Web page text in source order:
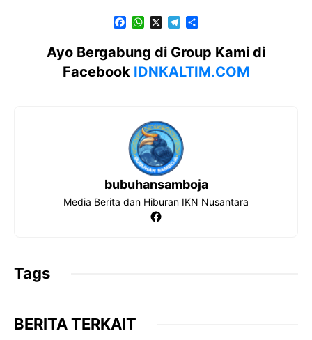
F
c
e
b
W
a
t
s
X
T
l
e
g
a
r
e
Ayo Bergabung di Group Kami di
Facebook IDNKALTIM.COM
bubuhansamboja
Media Berita dan Hiburan IKN Nusantara
Facebook
Tags
BERITA TERKAIT